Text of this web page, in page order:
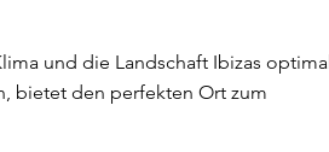
und die Landschaft Ibizas optimal
bietet den perfekten Ort zum